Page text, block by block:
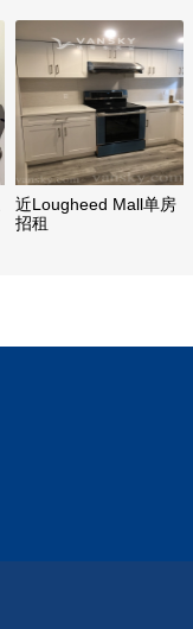
近Lougheed Mall单房
招租